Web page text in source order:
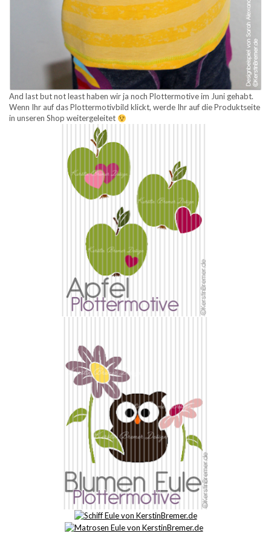
And last but not least haben wir ja noch Plottermotive im Juni gehabt.
Wenn Ihr auf das Plottermotivbild klickt, werde Ihr auf die Produktseite
in unseren Shop weitergeleitet